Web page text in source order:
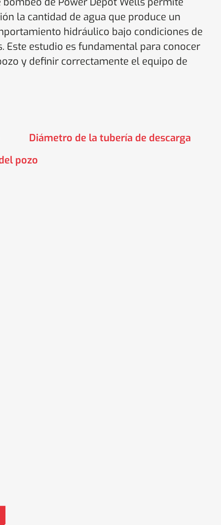
la cantidad de agua que produce un
hidráulico bajo condiciones de
Este estudio es fundamental para conocer
y definir correctamente el equipo de
Diámetro de la tubería de descarga
pozo